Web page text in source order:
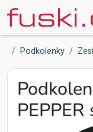
Fuski BOMA
Podkolenky